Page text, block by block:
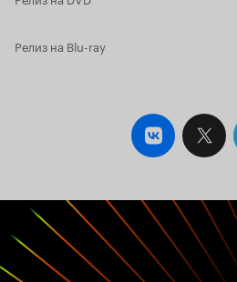
Релиз на Blu-ray